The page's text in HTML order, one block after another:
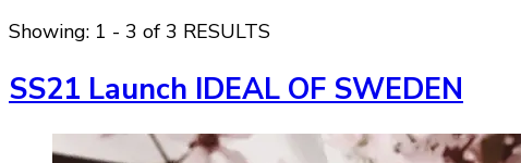
Showing: 1 - 3 of 3 RESULTS
SS21 Launch IDEAL OF SWEDEN